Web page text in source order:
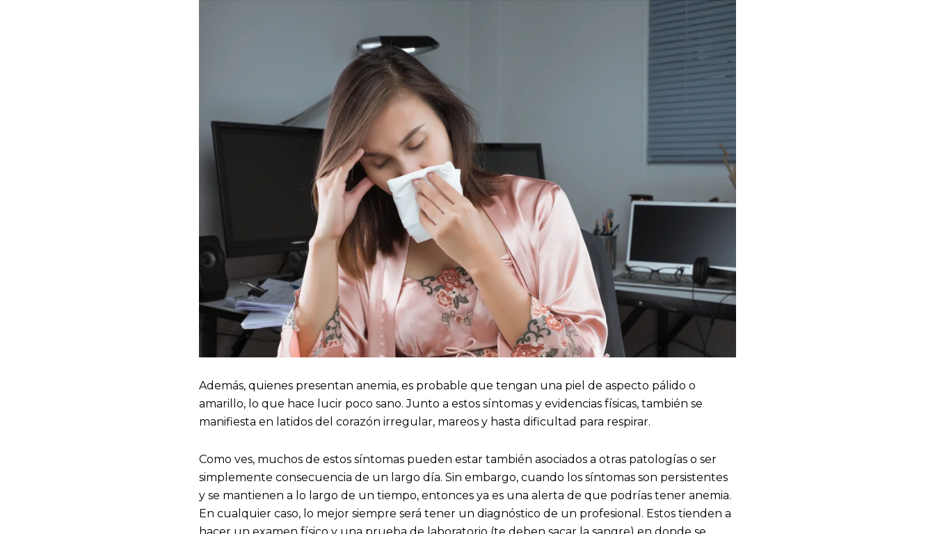
Además, quienes presentan anemia, es probable que tengan una piel de aspecto pálido o
amarillo, lo que hace lucir poco sano. Junto a estos síntomas y evidencias físicas, también se
manifiesta en latidos del corazón irregular, mareos y hasta dificultad para respirar.
Como ves, muchos de estos síntomas pueden estar también asociados a otras patologías o ser
simplemente consecuencia de un largo día. Sin embargo, cuando los síntomas son persistentes
y se mantienen a lo largo de un tiempo, entonces ya es una alerta de que podrías tener anemia.
En cualquier caso, lo mejor siempre será tener un diagnóstico de un profesional. Estos tienden a